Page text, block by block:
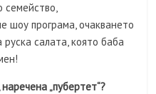
шоу програма, очакването
салата, която баба
„пубертет“?